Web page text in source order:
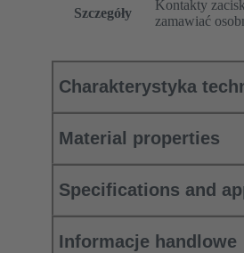
Szczegóły
Kontakty
zamawiać
Charakterystyka
Material properties
Specifications and
Informacje handlowe